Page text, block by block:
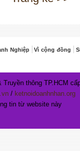
Nghiệp Vì cộng đồng
thông TP.HCM
/ ketnoidoanhnhan.org
tin từ website này